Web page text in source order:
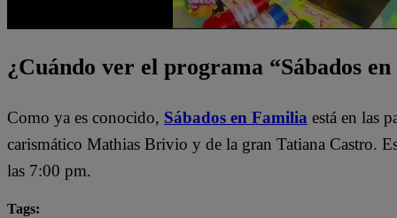
¿Cuándo ver el programa “Sábados
Como ya es conocido, Sábados en Familia está en las
carismático Mathias Brivio y de la gran Tatiana Castro.
las 7:00 pm.
Tags: